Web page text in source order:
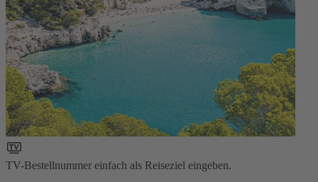
TV-Bestellnummer einfach als Reiseziel eingeben.